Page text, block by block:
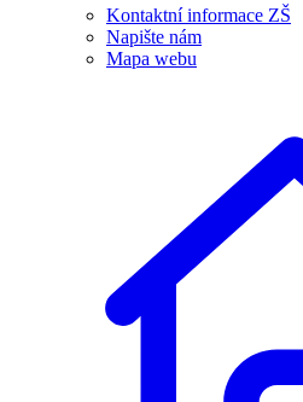
Kontaktní informace ZŠ
Napište nám
Mapa webu